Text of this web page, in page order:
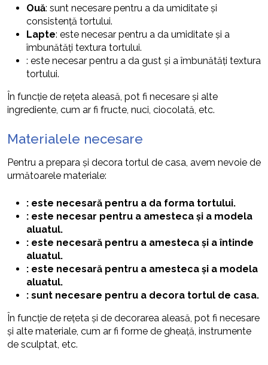
Ouă: sunt necesare pentru a da umiditate și
consistență tortului.
Lapte: este necesar pentru a da umiditate și a
îmbunătăți textura tortului.
: este necesar pentru a da gust și a îmbunătăți textura
tortului.
În funcție de rețeta aleasă, pot fi necesare și alte
ingrediente, cum ar fi fructe, nuci, ciocolată, etc.
Materialele necesare
Pentru a prepara și decora tortul de casa, avem nevoie de
următoarele materiale:
: este necesară pentru a da forma tortului.
: este necesar pentru a amesteca și a modela
aluatul.
: este necesară pentru a amesteca și a întinde
aluatul.
: este necesară pentru a amesteca și a modela
aluatul.
: sunt necesare pentru a decora tortul de casa.
În funcție de rețeta și de decorarea aleasă, pot fi necesare
și alte materiale, cum ar fi forme de gheață, instrumente
de sculptat, etc.